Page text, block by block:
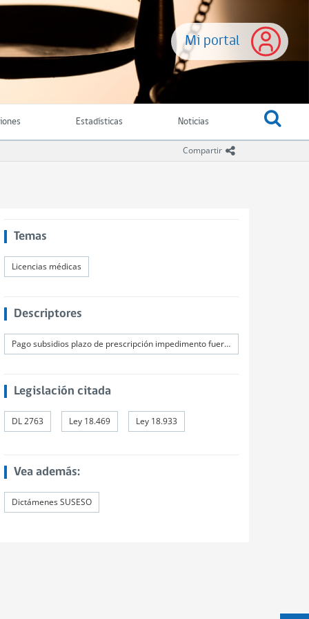
Mi portal
Estadísticas Noticias
Compartir icono compartir
Temas
Licencias médicas
Descriptores
Pago subsidios plazo de prescripción impedimento fuerza mayor
Legislación citada
DL 2763 Ley 18.469 Ley 18.933
Vea además:
Dictámenes SUSESO